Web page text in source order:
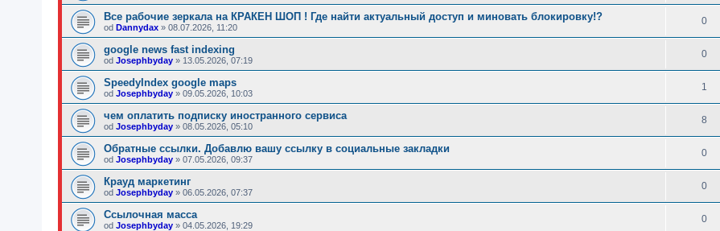
Все рабочие зеркала на КРАКЕН ШОП ! Где найти актуальный доступ и миновать блокировку!?
od Dannydax » 08.07.2026, 11:20
0
google news fast indexing
od Josephbyday » 13.05.2026, 07:19
0
SpeedyIndex google maps
od Josephbyday » 09.05.2026, 10:03
1
чем оплатить подписку иностранного сервиса
od Josephbyday » 08.05.2026, 05:10
8
Обратные ссылки. Добавлю вашу ссылку в социальные закладки
od Josephbyday » 07.05.2026, 09:37
0
Крауд маркетинг
od Josephbyday » 06.05.2026, 07:37
0
Ссылочная масса
od Josephbyday » 04.05.2026, 19:29
0